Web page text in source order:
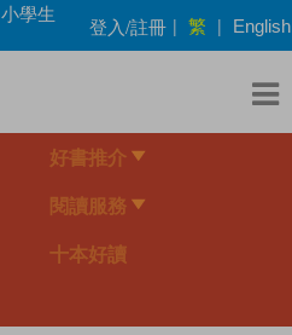
小學生
登入/註冊 | 繁 | English
好書推介
閱讀服務
十本好讀